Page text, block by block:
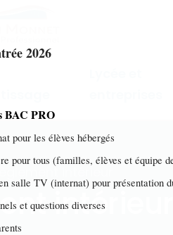
2026
BAC PRO
les élèves hébergés
(familles, élèves et équipe
pour présentation du
diverses
intérieur
intérieur